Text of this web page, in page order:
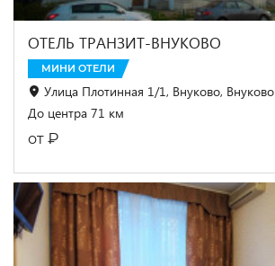
ОТЕЛЬ ТРАНЗИТ-ВНУКОВО
МИНИ ОТЕЛИ
Улица Плотинная 1/1, Внуково, Внуково
До центра 71 км
от ₽